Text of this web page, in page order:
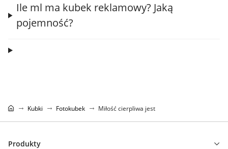
Ile ml ma kubek reklamowy? Jaką
pojemność?
Kubki Fotokubek Miłość cierpliwa jest
Produkty